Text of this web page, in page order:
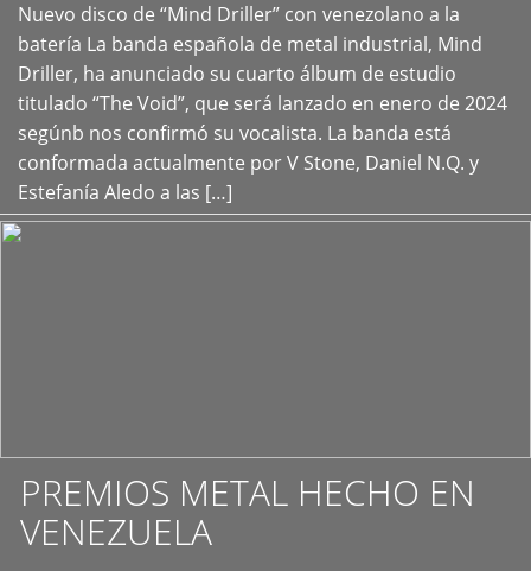
Nuevo disco de “Mind Driller” con venezolano a la
batería La banda española de metal industrial, Mind
Driller, ha anunciado su cuarto álbum de estudio
titulado “The Void”, que será lanzado en enero de 2024
segúnb nos confirmó su vocalista. La banda está
conformada actualmente por V Stone, Daniel N.Q. y
Estefanía Aledo a las […]
+
PREMIOS METAL HECHO EN
VENEZUELA